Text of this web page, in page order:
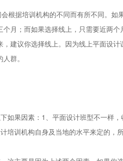
根据培训机构的不同而有所不同。如
月；而如果选择线上，只需要近两
建议你选择线上。因为线上平面设
群。
如果因素：1、平面设计班型不一样
培训机构自身及当地的水平来定的，